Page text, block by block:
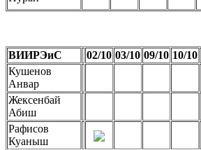
ВИИРЭиС 02/10 03/10 09/10 10/10
Кушенов
Анвар
Жексенбай
Абиш
Рафисов
Куаныш